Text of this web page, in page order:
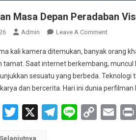
Masa Depan Peradaban
Admin Leave A CommentOn
AI
Dan
Masa
Depan
Visual
Kita
kali kamera ditemukan, banyak orang
tamat. Saat internet berkembang,
sesuatu yang berbeda.
dan bercerita. Hari ini dunia perfilman
Facebook
Twitter
X Telegram
LineCopy